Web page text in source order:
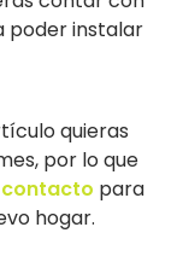
poder instalar
quieras
por lo que
para
hogar.